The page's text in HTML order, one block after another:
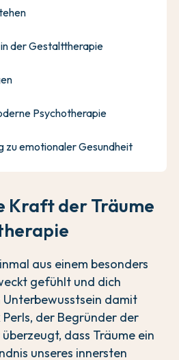
Kraft der Träume
aus einem besonders
gefühlt und dich
damit
der Begründer der
dass Träume ein
unseres innersten
der Gestalttherapie
Psychotherapie
zu emotionaler Gesundheit